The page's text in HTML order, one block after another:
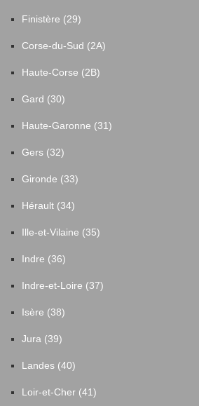
Finistère (29)
Corse-du-Sud (2A)
Haute-Corse (2B)
Gard (30)
Haute-Garonne (31)
Gers (32)
Gironde (33)
Hérault (34)
Ille-et-Vilaine (35)
Indre (36)
Indre-et-Loire (37)
Isère (38)
Jura (39)
Landes (40)
Loir-et-Cher (41)